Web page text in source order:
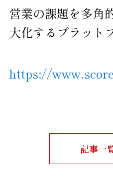
営業の課題を多角
大化するプラット
https://
記事一